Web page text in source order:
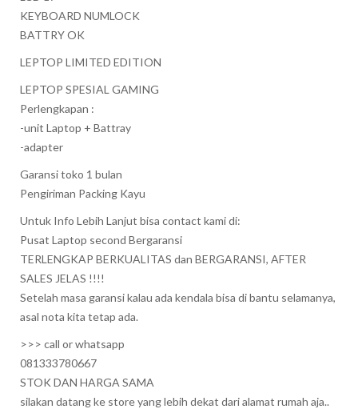
KEYBOARD NUMLOCK
BATTRY OK
LEPTOP LIMITED EDITION
LEPTOP SPESIAL GAMING
Perlengkapan :
-unit Laptop + Battray
-adapter
Garansi toko 1 bulan
Pengiriman Packing Kayu
Untuk Info Lebih Lanjut bisa contact kami di:
Pusat Laptop second Bergaransi
TERLENGKAP BERKUALITAS dan BERGARANSI, AFTER
SALES JELAS !!!!
Setelah masa garansi kalau ada kendala bisa di bantu selamanya,
asal nota kita tetap ada.
>>> call or whatsapp
081333780667
STOK DAN HARGA SAMA
silakan datang ke store yang lebih dekat dari alamat rumah aja..